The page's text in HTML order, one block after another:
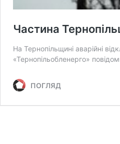
Частина
На Тернопільщині аварійні
«Тернопільобленерго»
ПОГЛЯД